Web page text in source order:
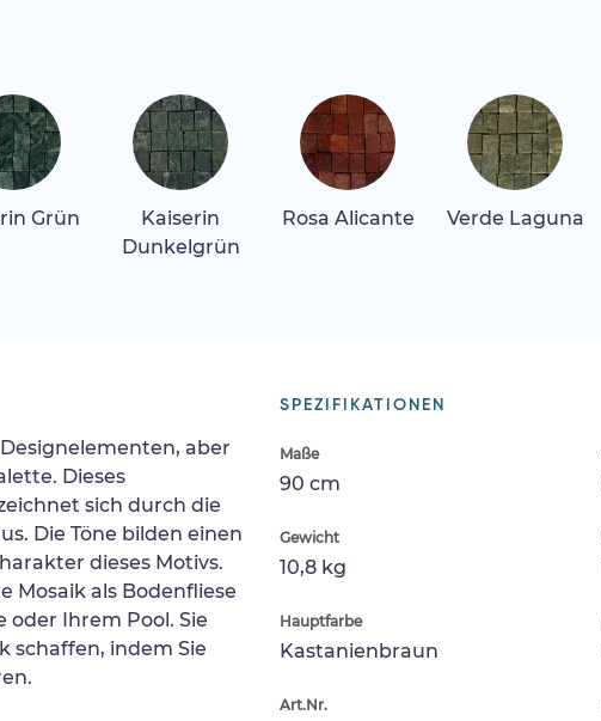
Grün
Kaiserin
Dunkelgrün
Rosa Alicante Verde Laguna
SPEZIFIKATIONEN
Maße
90 cm
Gewicht
10,8 kg
Hauptfarbe
Kastanienbraun
Art.Nr.
aber
Dieses
sich durch die
Die Töne bilden einen
dieses Motivs.
Mosaik als Bodenfliese
Ihrem Pool. Sie
schaffen, indem Sie